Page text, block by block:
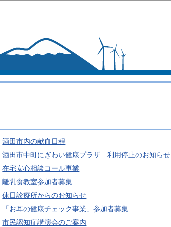
酒田市内の献血日程
酒田市中町にぎわい健康プラザ 利用停止のお知らせ
在宅安心相談コール事業
離乳食教室参加者募集
休日診療所からのお知らせ
「お耳の健康チェック事業」参加者募集
市民認知症講演会のご案内